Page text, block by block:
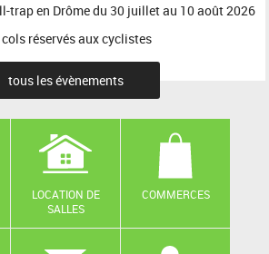
trap en Drôme du 30 juillet au 10 août 2026
réservés aux cyclistes
tous les évènements
LOCATION DE
SALLES
COMMERCES